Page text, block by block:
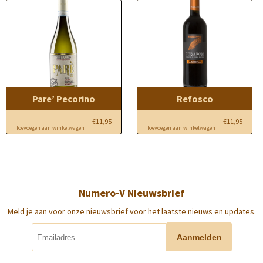
Pare’ Pecorino
€11,95
Toevoegen aan winkelwagen
Refosco
€11,95
Toevoegen aan winkelwagen
Numero-V Nieuwsbrief
Meld je aan voor onze nieuwsbrief voor het laatste nieuws en updates.